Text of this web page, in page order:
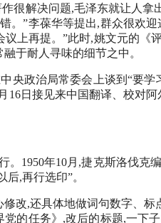
很解决问题,毛泽东就让人
”李葆华等提出,群众很欢
上再提。”此时,姚文元的
于耐人寻味的细节之中。
央政治局常委会上谈到“要
日接见来中国翻译、校对
1950年10月,捷克斯洛伐
,再行选印”。
改,还具体地做词句数字、
的任务》,改后的标题,一下